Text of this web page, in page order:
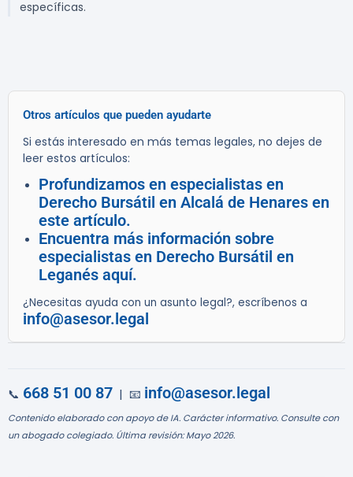
específicas.
Otros artículos que pueden ayudarte
Si estás interesado en más temas legales, no dejes de
leer estos artículos:
Profundizamos en especialistas en
Derecho Bursátil en Alcalá de Henares en
este artículo.
Encuentra más información sobre
especialistas en Derecho Bursátil en
Leganés aquí.
¿Necesitas ayuda con un asunto legal?, escríbenos a
info@asesor.legal
📞 668 51 00 87 | 📧 info@asesor.legal
Contenido elaborado con apoyo de IA. Carácter informativo. Consulte con
un abogado colegiado. Última revisión: Mayo 2026.